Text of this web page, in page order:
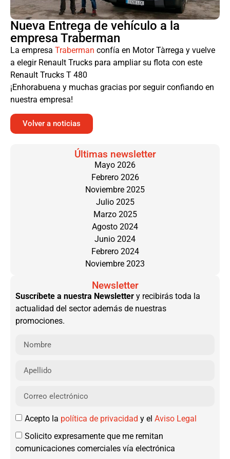
Nueva Entrega de vehículo a la
empresa Traberman
La empresa Traberman confía en Motor Tàrrega y vuelve
a elegir Renault Trucks para ampliar su flota con este
Renault Trucks T 480
¡Enhorabuena y muchas gracias por seguir confiando en
nuestra empresa!
Volver a noticias
Últimas newsletter
Mayo 2026
Febrero 2026
Noviembre 2025
Julio 2025
Marzo 2025
Agosto 2024
Junio 2024
Febrero 2024
Noviembre 2023
Newsletter
Suscríbete a nuestra Newsletter y recibirás toda la
actualidad del sector además de nuestras
promociones.
Acepto la política de privacidad y el Aviso Legal
Solicito expresamente que me remitan
comunicaciones comerciales vía electrónica